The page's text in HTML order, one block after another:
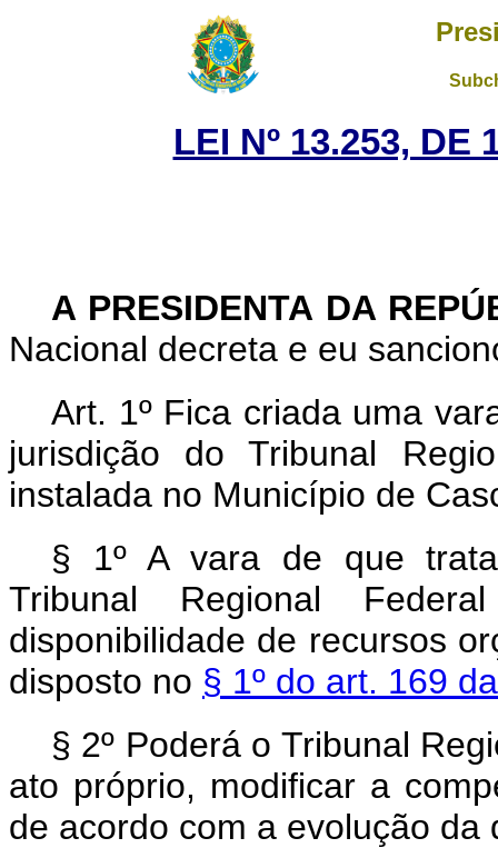
LEI Nº 13.253, DE
A PRESIDENTA DA
Nacional decreta e eu
Art. 1º Fica criada uma
jurisdição do Tribunal
instalada no Município de
§ 1º A vara de que
Tribunal Regional
disponibilidade de recursos
disposto no § 1º do art. 169
§ 2º Poderá o Tribunal
ato próprio, modificar a
de acordo com a evolução da